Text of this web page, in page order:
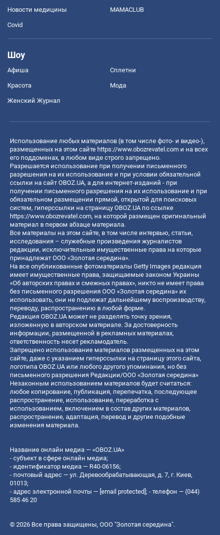
Новости медицины MAMACLUB
Covid
Шоу
Афиша Сплетни
Красота Мода
Женский Журнал
Использование любых материалов (в том числе фото- и видео-),
размещенных на этом сайте https://www.obozrevatel.com и на всех
его поддоменах, в любом виде строго запрещено.
Разрешается использование при получении письменного
разрешения на их использование и при условии обязательной
ссылки на сайт OBOZ.UA, а для интернет-изданий - при
получении письменного разрешения на их использование и при
обязательном размещении прямой, открытой для поисковых
систем, гиперссылки на страницу OBOZ.UA по ссылке
https://www.obozrevatel.com, на которой размещен оригинальный
материал в первом абзаце материала.
Все материалы на этом сайте, в том числе интервью, статьи,
исследования – служебные произведения журналистов
редакции, исключительные имущественные права на которые
принадлежат ООО «Золотая середина».
На все опубликованные фотоматериалы Getty Images редакция
имеет имущественные права, защищаемые законом Украины
«Об авторских правах и смежных правах», никто не имеет права
без письменного разрешения ООО «Золотая середина» их
использовать, они не подлежат дальнейшему воспроизводству,
переводу, распространению в любой форме.
Редакция OBOZ.UA может не разделять точку зрения,
изложенную в авторском материале. За достоверность
информации, размещенной в рекламных материалах,
ответственность несет рекламодатель.
Запрещено использование материалов размещенных на этом
сайте, даже с указанием гиперссылки на страницу этого сайта,
логотипа OBOZ.UA или любого другого упоминания, но без
письменного разрешения Редакции/ООО «Золотая середина»
Незаконным использованием материалов будет считаться:
любое копирование, публикация, перепечатка, последующее
распространение, использование, переработка с
использованием, включением в состав других материалов,
распространение, адаптация, перевод и другие подобные
изменения материала.
Название онлайн медиа — «OBOZ.UA»
- субъект в сфере онлайн медиа;
- идентификатор медиа — R40-06156;
- почтовый адрес — ул. Деревообрабатывающая, д. 7, г. Киев,
01013;
- адрес электронной почты — [email protected]; - телефон — (044)
585 46 20
© 2026 Все права защищены, ООО "Золотая середина".